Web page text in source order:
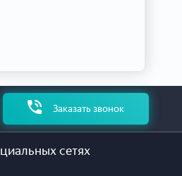
Заказать звонок
сетях